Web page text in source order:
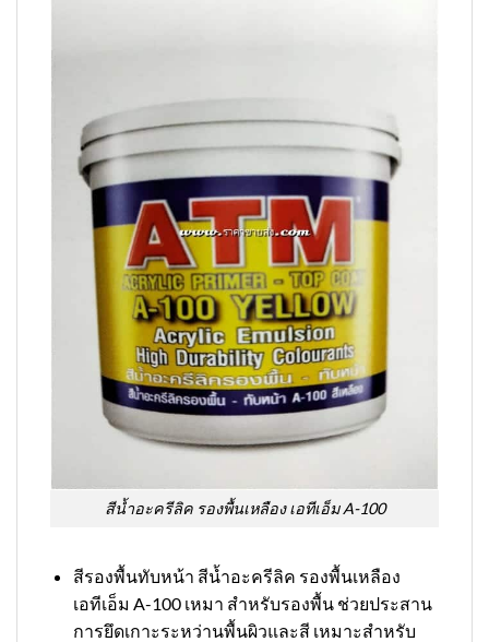
สีน้ำอะครีลิค รองพื้นเหลือง เอทีเอ็ม A-100
สีรองพื้นทับหน้า สีน้ำอะครีลิค รองพื้นเหลือง
เอทีเอ็ม A-100 เหมา สำหรับรองพื้น ช่วยประสาน
การยึดเกาะระหว่านพื้นผิวและสี เหมาะสำหรับ